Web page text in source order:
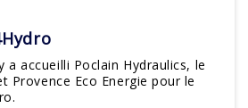
a accueilli Poclain Hydraulics, le
Provence Eco Energie pour le